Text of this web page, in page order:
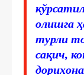
олишга
турли
сақич,